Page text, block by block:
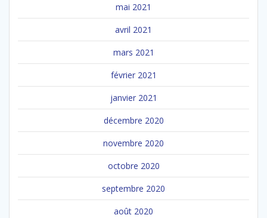
mai 2021
avril 2021
mars 2021
février 2021
janvier 2021
décembre 2020
novembre 2020
octobre 2020
septembre 2020
août 2020